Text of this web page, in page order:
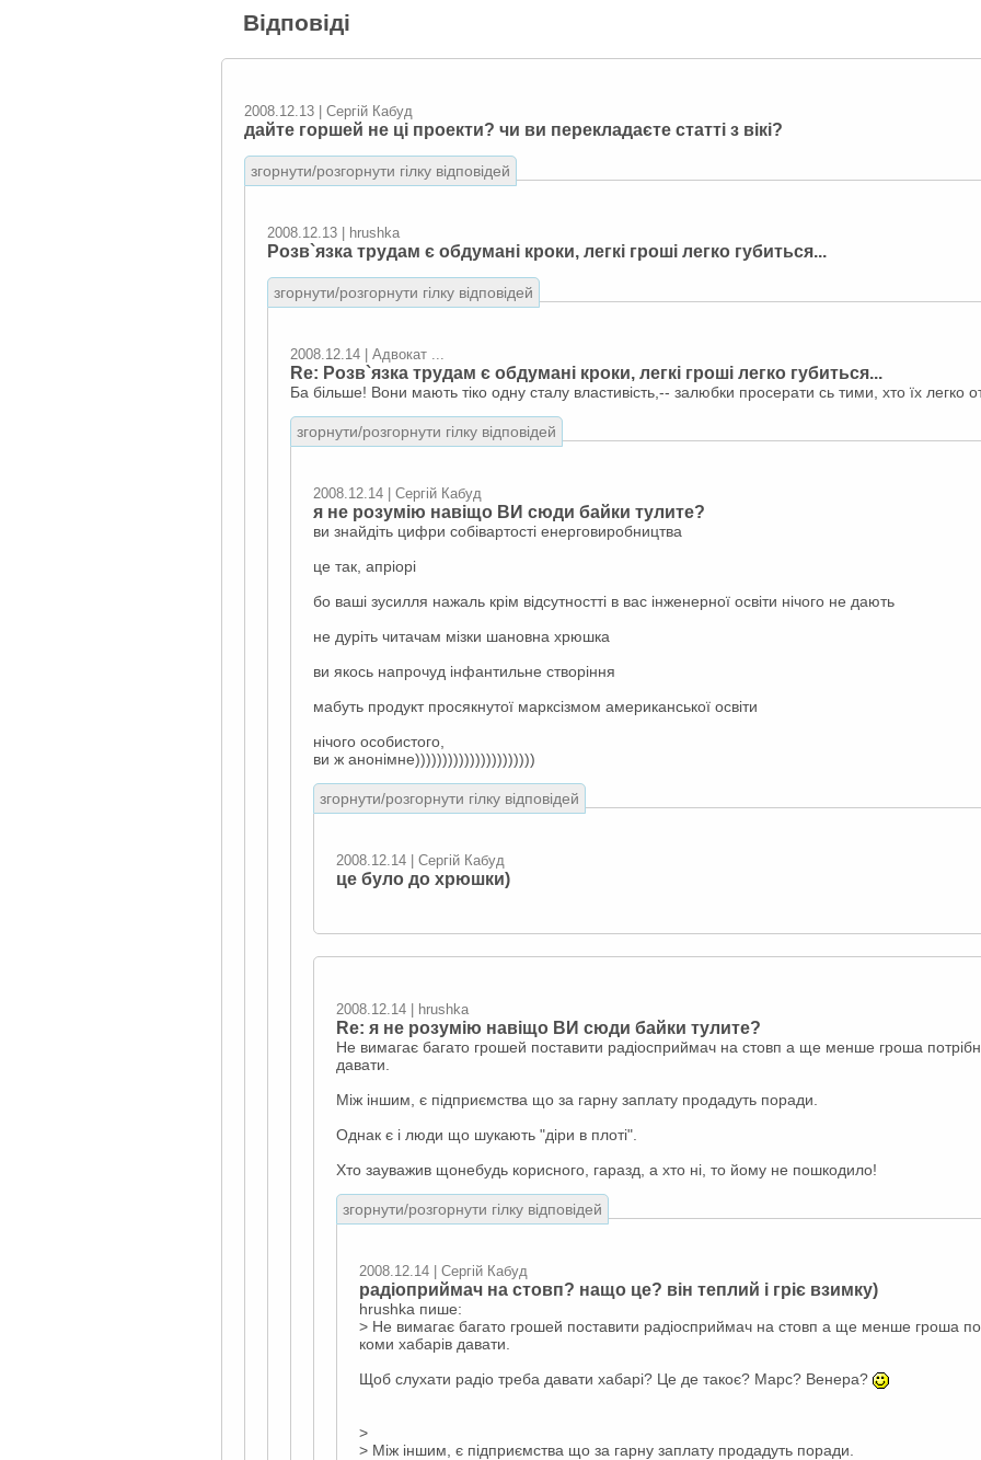
Відповіді
2008.12.13 | Сергій Кабуд
дайте горшей не ці проекти? чи ви перекладаєте статті з вікі?
згорнути/розгорнути гілку відповідей
2008.12.13 | hrushka
Розв`язка трудам є обдумані кроки, легкі гроші легко губиться...
згорнути/розгорнути гілку відповідей
2008.12.14 | Адвокат ...
Re: Розв`язка трудам є обдумані кроки, легкі гроші легко губиться...
Ба більше! Вони мають тіко одну сталу властивість,-- залюбки просерати сь тими, хто їх легко
згорнути/розгорнути гілку відповідей
2008.12.14 | Сергій Кабуд
я не розумію навіщо ВИ сюди байки тулите?
ви знайдіть цифри собівартості енерговиробництва
це так, апріорі
бо ваші зусилля нажаль крім відсутностті в вас інженерної освіти нічого не дають
не дуріть читачам мізки шановна хрюшка
ви якось напрочуд інфантильне створіння
мабуть продукт просякнутої марксізмом американської освіти
нічого особистого,
ви ж анонімне))))))))))))))))))))))
згорнути/розгорнути гілку відповідей
2008.12.14 | Сергій Кабуд
це було до хрюшки)
2008.12.14 | hrushka
Re: я не розумію навіщо ВИ сюди байки тулите?
Не вимагає багато грошей поставити радіосприймач на стовп а ще менше гроша
давати.
Між іншим, є підприємства що за гарну заплату продадуть поради.
Однак є і люди що шукають "діри в плоті".
Хто зауважив щонебудь корисного, гаразд, а хто ні, то йому не пошкодило!
згорнути/розгорнути гілку відповідей
2008.12.14 | Сергій Кабуд
радіоприймач на стовп? нащо це? він теплий і гріє взимку)
hrushka пише:
> Не вимагає багато грошей поставити радіосприймач на стовп а ще менше гроша
коми хабарів давати.
Щоб слухати радіо треба давати хабарі? Це де такоє? Марс? Венера?
>
> Між іншим, є підприємства що за гарну заплату продадуть поради.